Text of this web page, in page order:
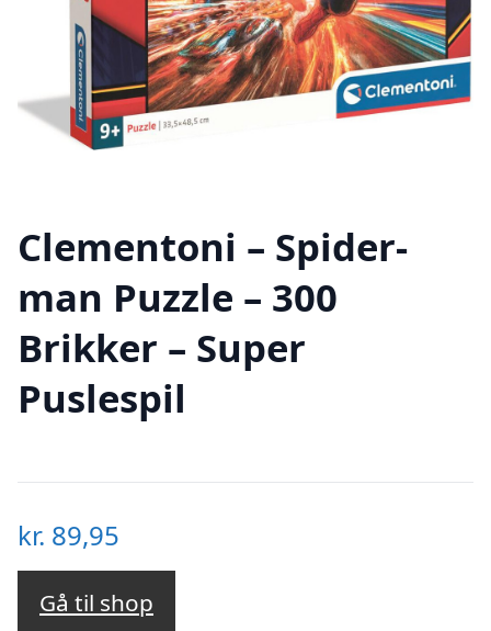
Clementoni – Spider-
man Puzzle – 300
Brikker – Super
Puslespil
kr. 89,95
Gå til shop